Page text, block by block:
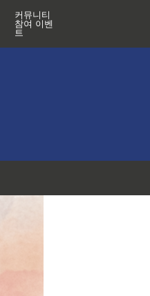
커뮤니티
참여 이벤
트